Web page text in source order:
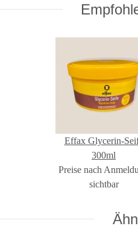
Effax Glycerin-
300ml
Preise nach
sichtbar